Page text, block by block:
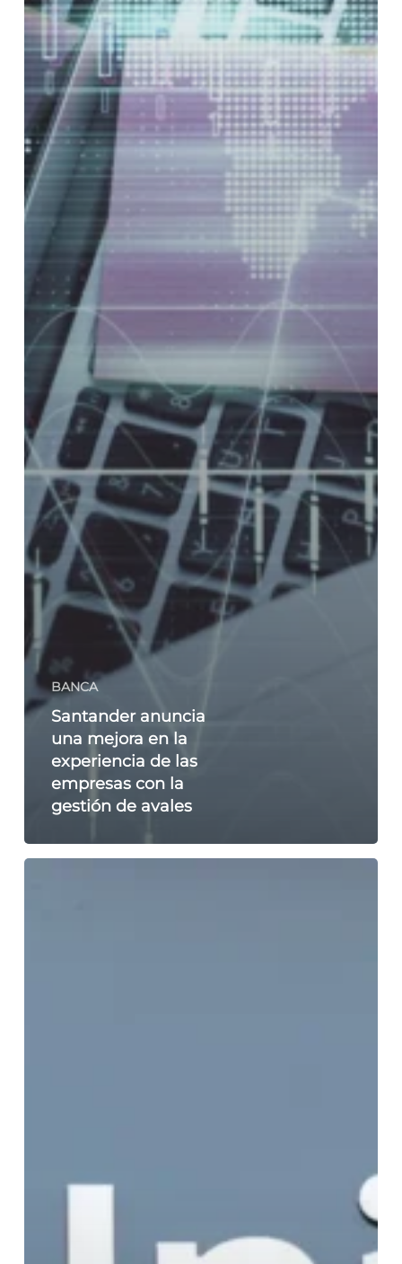
BANCA
Santander anuncia
una mejora en la
experiencia de las
empresas con la
gestión de avales